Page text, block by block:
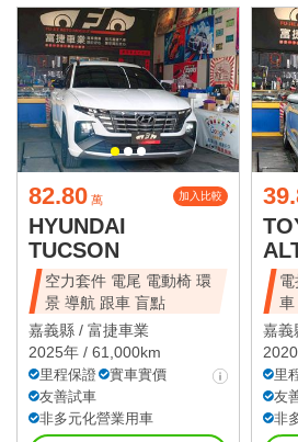
82.80 萬 加入比較
HYUNDAI
TUCSON
空力套件 電尾 電動椅 環
景 導航 跟車 盲點
嘉義縣 / 富捷車業
2025年 / 61,000km
里程保證
實車實價
友善試車
非多元化營業用車
車
嘉義
里
友
非